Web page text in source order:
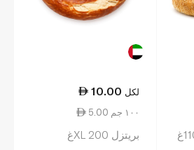
10.00 لكل
5.00 ١٠٠ جم
بريتزل XL 200غ